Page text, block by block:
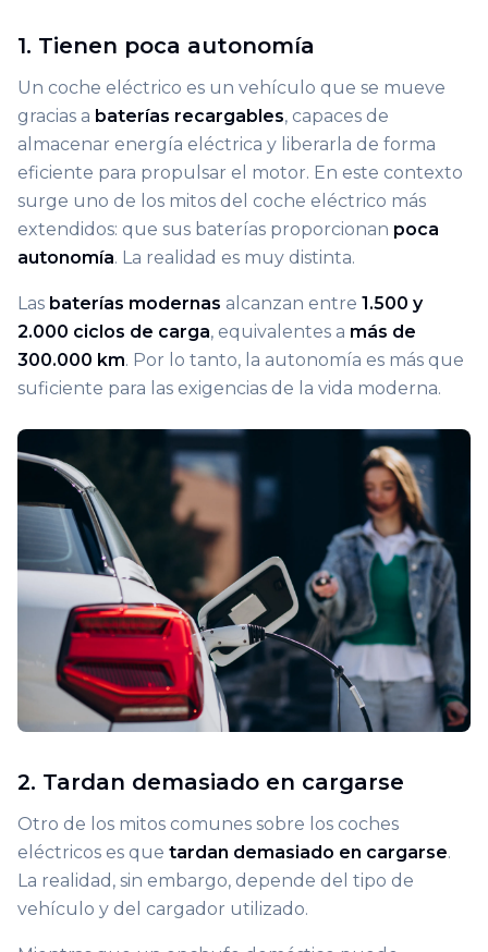
1. Tienen poca autonomía
Un coche eléctrico es un vehículo que se mueve
gracias a baterías recargables, capaces de
almacenar energía eléctrica y liberarla de forma
eficiente para propulsar el motor. En este contexto
surge uno de los mitos del coche eléctrico más
extendidos: que sus baterías proporcionan poca
autonomía. La realidad es muy distinta.
Las baterías modernas alcanzan entre 1.500 y
2.000 ciclos de carga, equivalentes a más de
300.000 km. Por lo tanto, la autonomía es más que
suficiente para las exigencias de la vida moderna.
2. Tardan demasiado en cargarse
Otro de los mitos comunes sobre los coches
eléctricos es que tardan demasiado en cargarse.
La realidad, sin embargo, depende del tipo de
vehículo y del cargador utilizado.